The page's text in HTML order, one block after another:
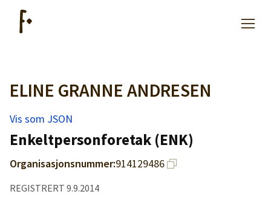
Artikler
Hjelp
Kjøpe lister
ELINE GRANNE ANDRESEN
Vis som JSON
Enkeltpersonforetak (ENK)
Organisasjonsnummer:914129486
REGISTRERT 9.9.2014